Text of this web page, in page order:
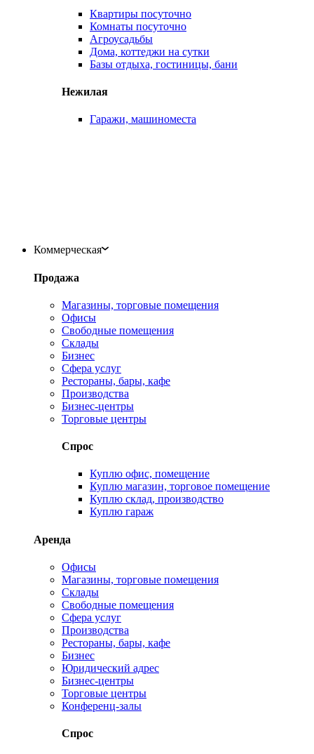
Квартиры посуточно
Комнаты посуточно
Агроусадьбы
Дома, коттеджи на сутки
Базы отдыха, гостиницы, бани
Нежилая
Гаражи, машиноместа
Коммерческая
Продажа
Магазины, торговые помещения
Офисы
Свободные помещения
Склады
Бизнес
Сфера услуг
Рестораны, бары, кафе
Производства
Бизнес-центры
Торговые центры
Спрос
Куплю офис, помещение
Куплю магазин, торговое помещение
Куплю склад, производство
Куплю гараж
Аренда
Офисы
Магазины, торговые помещения
Склады
Свободные помещения
Сфера услуг
Производства
Рестораны, бары, кафе
Бизнес
Юридический адрес
Бизнес-центры
Торговые центры
Конференц-залы
Спрос